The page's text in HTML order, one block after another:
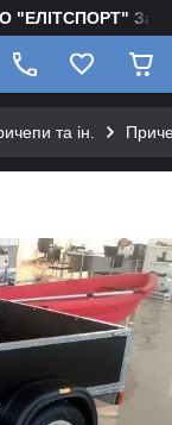
"EЛІТСПОРТ"
та ін.